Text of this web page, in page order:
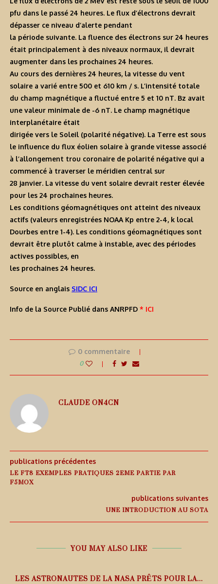
pfu dans le passé 24 heures. Le flux d’électrons devrait
dépasser ce niveau d’alerte pendant
la période suivante. La fluence des électrons sur 24 heures
était principalement à des niveaux normaux, il devrait
augmenter dans les prochaines 24 heures.
Au cours des dernières 24 heures, la vitesse du vent
solaire a varié entre 500 et 610 km / s. L’intensité totale
du champ magnétique a fluctué entre 5 et 10 nT. Bz avait
une valeur minimale de -6 nT. Le champ magnétique
interplanétaire était
dirigée vers le Soleil (polarité négative). La Terre est sous
le influence du flux éolien solaire à grande vitesse associé
à l’allongement trou coronaire de polarité négative qui a
commencé à traverser le méridien central sur
28 janvier. La vitesse du vent solaire devrait rester élevée
pour les 24 prochaines heures.
Les conditions géomagnétiques ont atteint des niveaux
actifs (valeurs enregistrées NOAA Kp entre 2-4, k local
Dourbes entre 1-4). Les conditions géomagnétiques sont
devrait être plutôt calme à instable, avec des périodes
actives possibles, en
les prochaines 24 heures.
Source en anglais SIDC ICI
Info de la Source Publié dans ANRPFD * ICI
0 commentaire
0
CLAUDE ON4CN
publications précédentes
LE FT8 EXEMPLES PRATIQUES 2EME PARTIE PAR
F5MOX
publications suivantes
UNE INTRODUCTION AU SOTA
YOU MAY ALSO LIKE
LES ASTRONAUTES DE LA NASA PRÊTS POUR LA...